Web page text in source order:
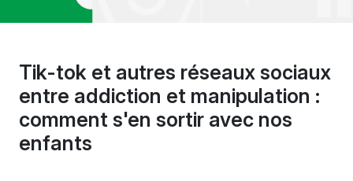
Tik-tok et autres réseaux sociaux
entre addiction et manipulation :
comment s'en sortir avec nos
enfants